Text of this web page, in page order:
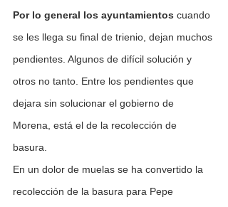
Por lo general los ayuntamientos cuando
se les llega su final de trienio, dejan muchos
pendientes. Algunos de difícil solución y
otros no tanto. Entre los pendientes que
dejara sin solucionar el gobierno de
Morena, está el de la recolección de
basura.
En un dolor de muelas se ha convertido la
recolección de la basura para Pepe